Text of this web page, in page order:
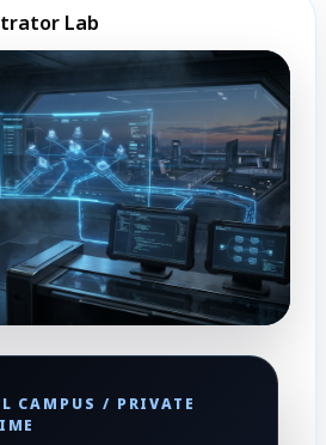
Lab
CAMPUS / PRIVATE